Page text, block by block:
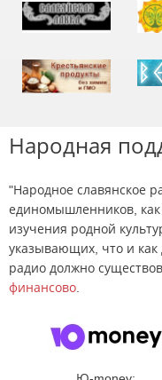
Народная
"Народное славянское
единомышленников, как
изучения родной
указывающих, что и как
радио должно
финансово